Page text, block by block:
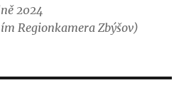
2024
Regionkamera Zbýšov)